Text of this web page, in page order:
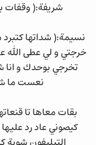
شريفة:( وقفات
نسيمة:( شداتها
خرجتي و لي عطى الله
تخرجي بوحدك و
نعست ما
بقات معاها تا
كيصوني عاد رد